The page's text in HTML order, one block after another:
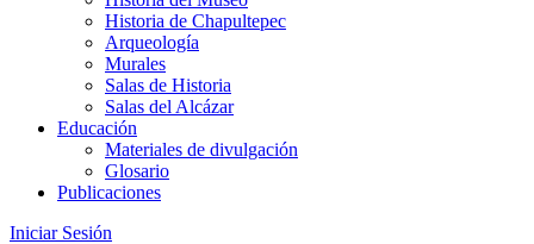
Historia de Chapultepec
Arqueología
Murales
Salas de Historia
Salas del Alcázar
Educación
Materiales de divulgación
Glosario
Publicaciones
Iniciar Sesión